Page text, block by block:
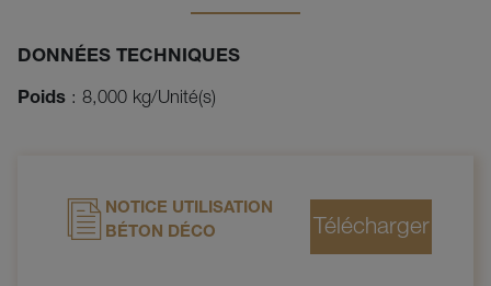
DONNÉES TECHNIQUES
Poids : 8,000 kg/Unité(s)
NOTICE UTILISATION
BÉTON DÉCO